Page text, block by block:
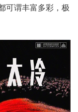
可谓丰富多彩，极